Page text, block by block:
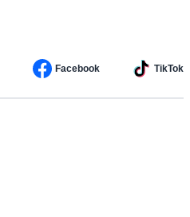
Facebook TikTok